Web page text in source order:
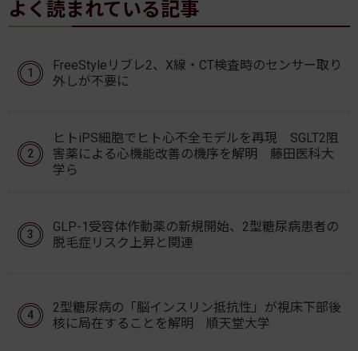
よく読まれている記事
FreeStyleリブレ2、X線・CT検査時のセンサー取り
外しが不要に
ヒトiPS細胞でヒト心不全モデルを再現 SGLT2阻
害薬による心機能改善の機序を解明 藤田医科大
学ら
GLP-1受容体作動薬の新規開始、2型糖尿病患者の
脱毛症リスク上昇と関連
2型糖尿病の「脳インスリン抵抗性」が視床下部後
核に局在することを解明 順天堂大学